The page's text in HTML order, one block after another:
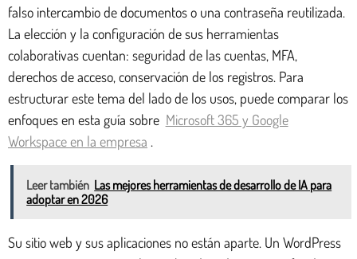
falso intercambio de documentos o una contraseña reutilizada.
La elección y la configuración de sus herramientas
colaborativas cuentan: seguridad de las cuentas, MFA,
derechos de acceso, conservación de los registros. Para
estructurar este tema del lado de los usos, puede comparar los
enfoques en esta guía sobre Microsoft 365 y Google
Workspace en la empresa .
Leer también Las mejores herramientas de desarrollo de IA para
adoptar en 2026
Su sitio web y sus aplicaciones no están aparte. Un WordPress